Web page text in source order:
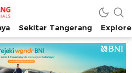
Tangerang Raya
Sekitar Tangerang